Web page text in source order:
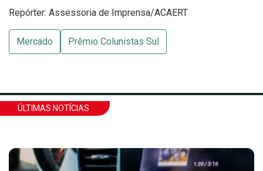
Repórter: Assessoria de Imprensa/ACAERT
Mercado Prêmio Colunistas Sul
ÚLTIMAS NOTÍCIAS